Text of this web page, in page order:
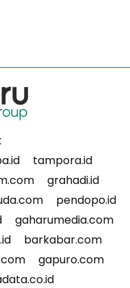
tampora.id
grahadi.id
pendopo.id
gaharumedia.com
barkabar.com
gapuro.com